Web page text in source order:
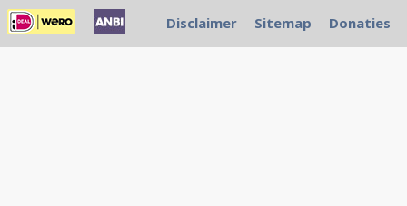
Disclaimer Sitemap Donaties